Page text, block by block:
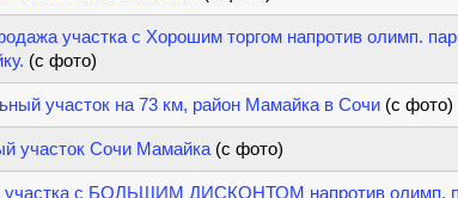
участка с Хорошим торгом напротив олимп.
(с фото)
участок на 73 км, район Мамайка в Сочи (с фото)
участок Сочи Мамайка (с фото)
участка с БОЛЬШИМ ДИСКОНТОМ напротив олимп.